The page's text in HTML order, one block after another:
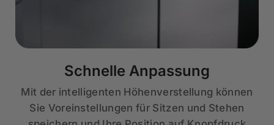
Schnelle Anpassung
Mit der intelligenten Höhenverstellung können
Sie Voreinstellungen für Sitzen und Stehen